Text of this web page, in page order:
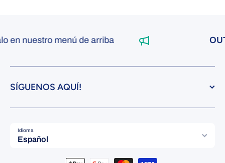
nuestro menú de arriba
SÍGUENOS AQUÍ!
Idioma
Español
Formas de pago